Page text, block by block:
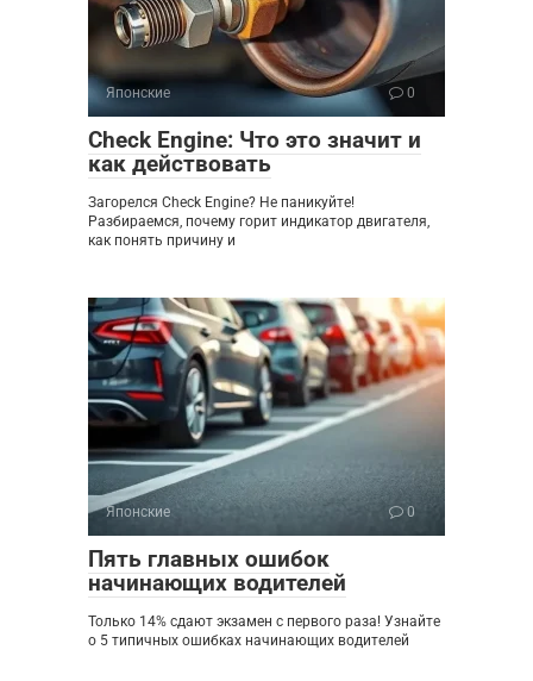
Японские 0
Check Engine: Что это значит и
как действовать
Загорелся Check Engine? Не паникуйте!
Разбираемся, почему горит индикатор двигателя,
как понять причину и
Японские 0
Пять главных ошибок
начинающих водителей
Только 14% сдают экзамен с первого раза! Узнайте
о 5 типичных ошибках начинающих водителей